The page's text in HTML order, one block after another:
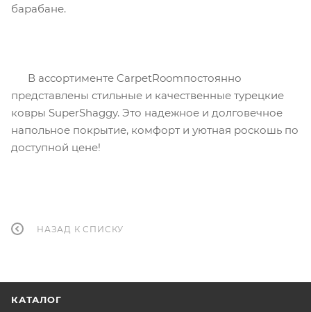
барабане.
В ассортименте CarpetRoomпостоянно
представлены стильные и качественные турецкие
ковры SuperShaggy. Это надежное и долговечное
напольное покрытие, комфорт и уютная роскошь по
доступной цене!
НАЗАД К СПИСКУ
КАТАЛОГ